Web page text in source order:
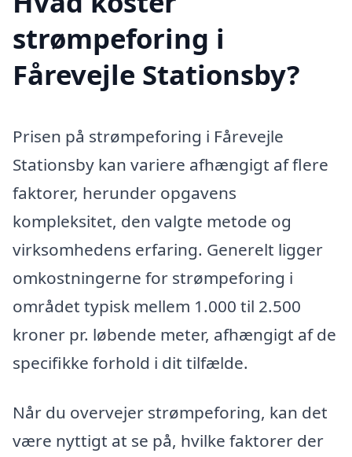
strømpeforing i
Fårevejle Stationsby?
Prisen på strømpeforing i Fårevejle
Stationsby kan variere afhængigt af flere
faktorer, herunder opgavens
kompleksitet, den valgte metode og
virksomhedens erfaring. Generelt ligger
omkostningerne for strømpeforing i
området typisk mellem 1.000 til 2.500
kroner pr. løbende meter, afhængigt af de
specifikke forhold i dit tilfælde.
Når du overvejer strømpeforing, kan det
være nyttigt at se på, hvilke faktorer der